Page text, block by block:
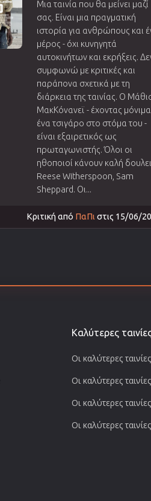
Μια ταινία που θα μείνει μαζί
σας. Είναι μια πραγματική
ιστορία για ανθρώπους και
μέρος - όχι κυνηγητά
αυτοκινήτων και εκρήξεις.
συμφωνώ με κριτικές και
παράπονα σχετικά με τη
διάρκεια της ταινίας. Ο
ΜακΚόνανεϊ - έχοντας μόνιμα
ένα τσιγάρο στο στόμα του -
είναι εξαιρετικός ως
πρωταγωνιστής. Όλοι οι
ηθοποιοί κάνουν καλή
Reese Witherspoon, Sam
Sheppard. Οι...
Κριτική από ΠαΠι στις 15/06/
Καλύτερες
Οι καλύτερες
Οι καλύτερες
Οι καλύτερες
Οι καλύτερες